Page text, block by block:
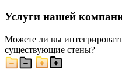
Услуги нашей
Можете ли вы
существующие стены?